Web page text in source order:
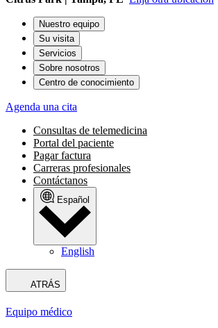
Nuestro equipo
Su visita
Servicios
Sobre nosotros
Centro de conocimiento
Agenda una cita
Consultas de telemedicina
Portal del paciente
Pagar factura
Carreras profesionales
Contáctanos
Español
English
ATRÁS
Equipo médico